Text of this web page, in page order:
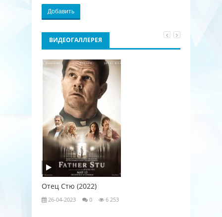
Добавить
ВИДЕОГАЛЛЕРЕЯ
Отец Стю (2022)
26-04-2023 0 6 253